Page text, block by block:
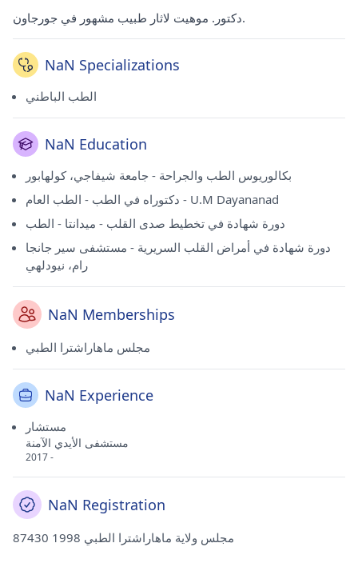
دكتور. موهيت لاثار طبيب مشهور في جورجاون.
NaN Specializations
الطب الباطني
NaN Education
بكالوريوس الطب والجراحة - جامعة شيفاجي، كولهابور
دكتوراه في الطب - الطب العام - U.M Dayananad
دورة شهادة في تخطيط صدى القلب - ميدانتا - الطب
دورة شهادة في أمراض القلب السريرية - مستشفى سير جانجا
رام، نيودلهي
NaN Memberships
مجلس ماهاراشترا الطبي
NaN Experience
مستشار
مستشفى الأيدي الآمنة
2017 -
NaN Registration
87430 مجلس ولاية ماهاراشترا الطبي 1998